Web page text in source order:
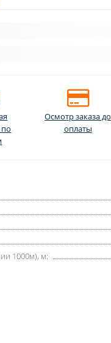
по
Осмотр заказа до
оплаты
1000м), м: